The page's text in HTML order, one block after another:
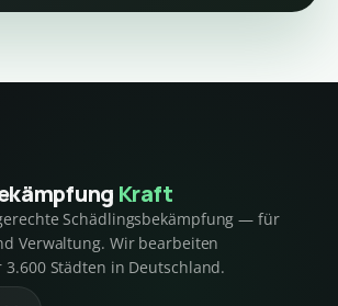
Kraft
Schädlingsbekämpfung — für
Verwaltung. Wir bearbeiten
Städten in Deutschland.